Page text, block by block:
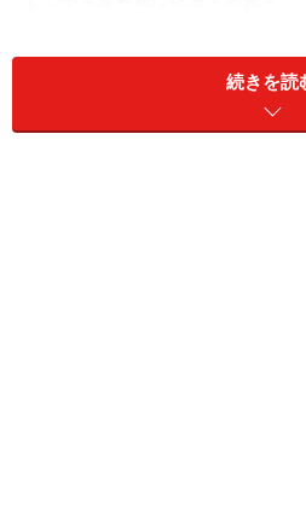
日本人の平均貯蓄額が下がり
に1世帯あり、会社員の平均
続きを読